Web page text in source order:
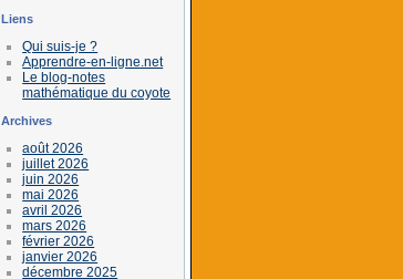
Liens
Qui suis-je ?
Apprendre-en-ligne.net
Le blog-notes
mathématique du coyote
Archives
août 2026
juillet 2026
juin 2026
mai 2026
avril 2026
mars 2026
février 2026
janvier 2026
décembre 2025